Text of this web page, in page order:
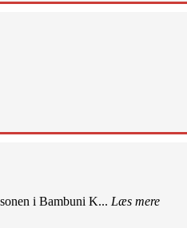
i Bambuni K... Læs mere